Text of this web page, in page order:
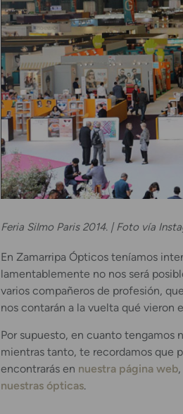
Feria Silmo Paris 2014. | Foto vía
En Zamarripa Ópticos teníamos
lamentablemente no nos será
varios compañeros de profesión,
nos contarán a la vuelta qué vieron
Por supuesto, en cuanto tengamos
mientras tanto, te recordamos que
encontrarás en nuestra página web
nuestras ópticas.